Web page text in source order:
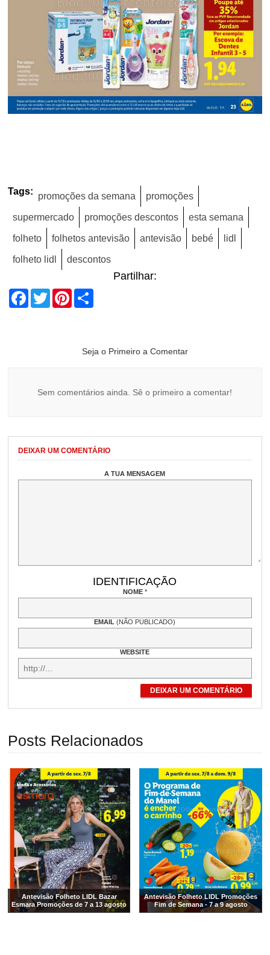
Tags: promoções da semana promoções
supermercado promoções descontos esta semana
folheto folhetos antevisão antevisão bebé lidl
folheto lidl descontos
Partilhar:
Facebook
TwitterPinterest
Seja o Primeiro a Comentar
Sem comentários ainda. Sê o primeiro a comentar!
DEIXAR UM COMENTÁRIO
A TUA MENSAGEM
IDENTIFICAÇÃO
NOME *
EMAIL(NÃO PUBLICADO)
WEBSITE
DEIXAR UM COMENTÁRIO
Posts Relacionados
Antevisão Folheto LIDL Bazar
Esmara Promoções de 7 a 13 agosto
Antevisão Folheto LIDL Promoções
Fim de Semana - 7 a 9 agosto